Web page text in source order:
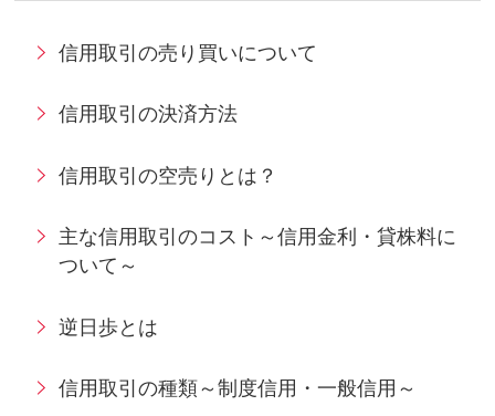
信用取引の売り買いについて
信用取引の決済方法
信用取引の空売りとは？
主な信用取引のコスト～信用金利・貸株料に
ついて～
逆日歩とは
信用取引の種類～制度信用・一般信用～